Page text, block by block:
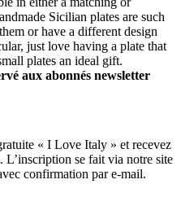
Sicilian plates are such
or have a different design
just love having a plate that
plates an ideal gift.
aux abonnés newsletter
« I Love Italy » et recevez
L’inscription se fait via notre site
confirmation par e-mail.